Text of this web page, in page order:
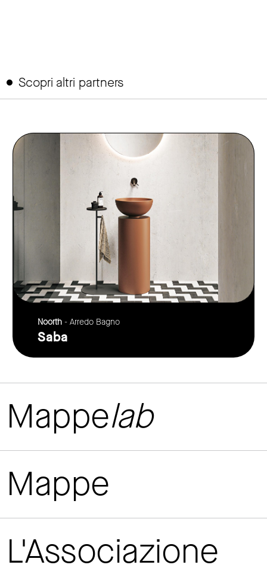
Scopri altri partners
Noorth - Arredo Bagno
Saba
link to page
Mappelab
Mappe
L'Associazione